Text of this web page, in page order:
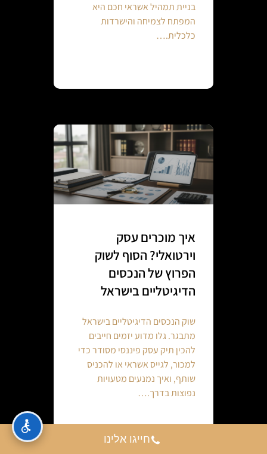
בניית תמהיל אשראי חכם היא
המפתח לצמיחה והישרדות
כלכלית.…
איך מוכרים עסק
וירטואלי? הסוף לשוק
הפרוץ של הנכסים
הדיגיטליים בישראל
שוק הנכסים הדיגיטליים בישראל
מתבגר. גלו מדוע יזמים חייבים
להכין תיק עסק פיננסי מסודר כדי
למכור, לגייס אשראי או להכניס
שותף, ואיך נמנעים מטעויות
נפוצות בדרך.…
Continue reading
חייגו אלינו